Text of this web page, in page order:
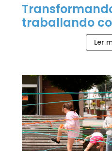
traballando co
Ler